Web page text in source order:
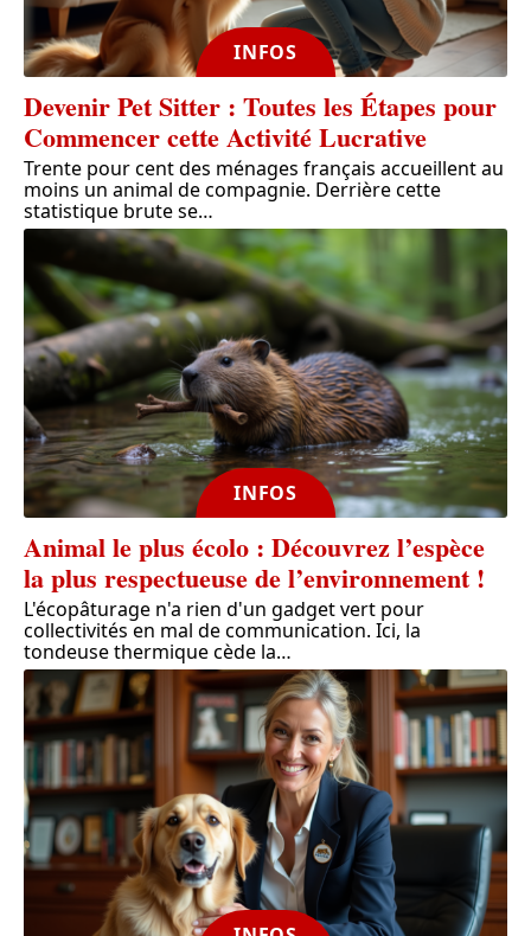
INFOS
Devenir Pet Sitter : Toutes les Étapes pour
Commencer cette Activité Lucrative
Trente pour cent des ménages français accueillent au
moins un animal de compagnie. Derrière cette
statistique brute se…
INFOS
Animal le plus écolo : Découvrez l’espèce
la plus respectueuse de l’environnement !
L'écopâturage n'a rien d'un gadget vert pour
collectivités en mal de communication. Ici, la
tondeuse thermique cède la…